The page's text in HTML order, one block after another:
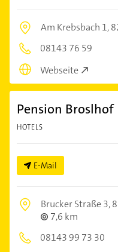
Am Krebsbach 1,
08143 76 59
Webseite
Pension Broslhof
HOTELS
E-Mail
Brucker Straße 3,
7,6 km
08143 99 73 30